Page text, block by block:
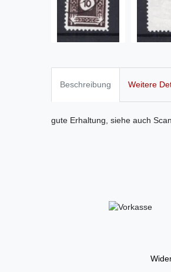
Beschreibung Weitere
gute Erhaltung, siehe auch Scan